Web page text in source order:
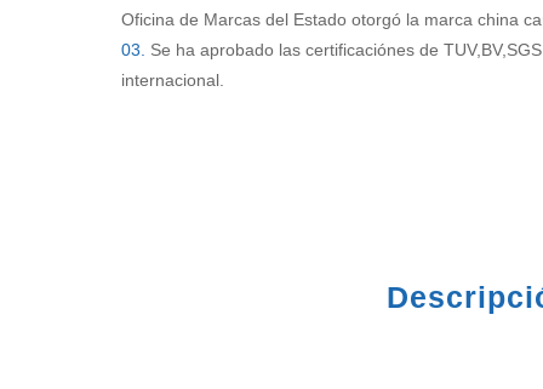
Oficina de Marcas del Estado otorgó la marca china
03. Se ha aprobado las certificaciónes de
internacional.